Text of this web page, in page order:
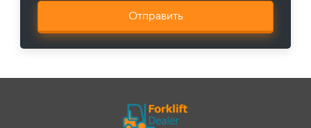
Отправить